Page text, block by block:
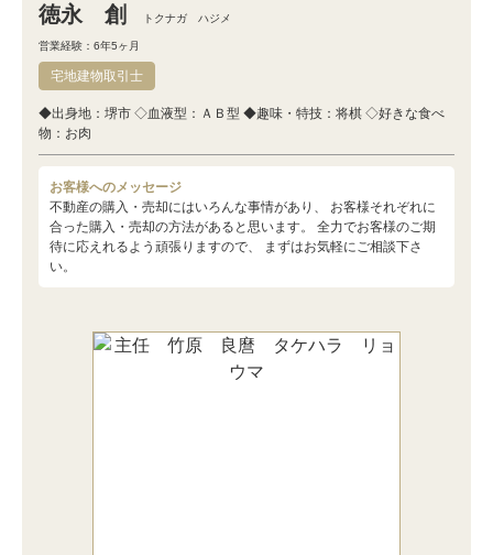
徳永 創 トクナガ ハジメ
営業経験：6年5ヶ月
宅地建物取引士
◆出身地：堺市 ◇血液型：ＡＢ型 ◆趣味・特技：将棋 ◇好きな食べ
物：お肉
お客様へのメッセージ
不動産の購入・売却にはいろんな事情があり、 お客様それぞれに
合った購入・売却の方法があると思います。 全力でお客様のご期
待に応えれるよう頑張りますので、 まずはお気軽にご相談下さ
い。